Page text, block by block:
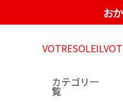
お
カテゴリ一
覧